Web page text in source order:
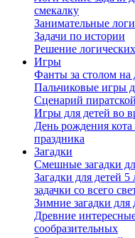
смекалку
Занимательные
Задачи по истории
Решение логических
Игры
Фанты за столом на
Пальчиковые игры
Сценарий
Игры для детей во
День рождения
праздника
Загадки
Смешные загадки
Загадки для детей
задачки со всего
Зимние загадки для
Древние
сообразительных